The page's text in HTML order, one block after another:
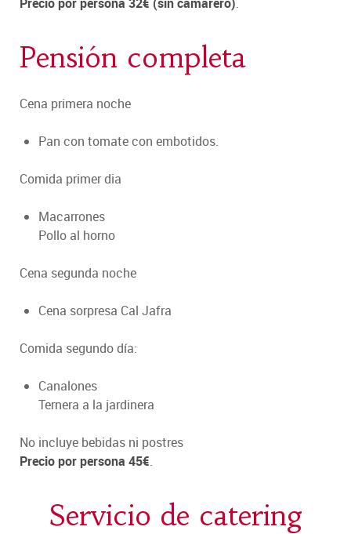
Pensión completa
Cena primera noche
Pan con tomate con embotidos.
Comida primer dia
Macarrones
Pollo al horno
Cena segunda noche
Cena sorpresa Cal Jafra
Comida segundo día:
Canalones
Ternera a la jardinera
No incluye bebidas ni postres
Precio por persona 45€.
Servicio de catering